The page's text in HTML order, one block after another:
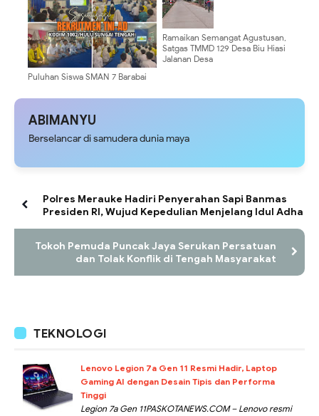
Puluhan Siswa SMAN 7 Barabai
Rekrutmen TNI AD
Ramaikan Semangat Agustusan,
Satgas TMMD 129 Desa Biu Hiasi
Jalanan Desa
ABIMANYU
Berselancar di samudera dunia maya
Polres Merauke Hadiri Penyerahan Sapi Banmas
Presiden RI, Wujud Kepedulian Menjelang Idul Adha
Tokoh Pemuda Puncak Jaya Serukan Persatuan
dan Tolak Konflik di Tengah Masyarakat
TEKNOLOGI
Lenovo Legion 7a Gen 11 Resmi Hadir, Laptop
Gaming AI dengan Desain Tipis dan Performa
Tinggi
Legion 7a Gen 11PASKOTANEWS.COM – Lenovo resmi